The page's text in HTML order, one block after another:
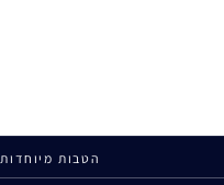
הטבות מיוחדות